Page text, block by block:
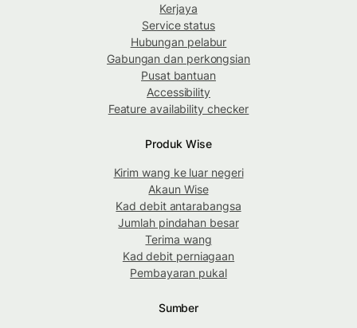
Kerjaya
Service status
Hubungan pelabur
Gabungan dan perkongsian
Pusat bantuan
Accessibility
Feature availability checker
Produk Wise
Kirim wang ke luar negeri
Akaun Wise
Kad debit antarabangsa
Jumlah pindahan besar
Terima wang
Kad debit perniagaan
Pembayaran pukal
Sumber